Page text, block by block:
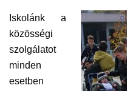
Iskolánk a
közösségi
szolgálatot
minden
esetben